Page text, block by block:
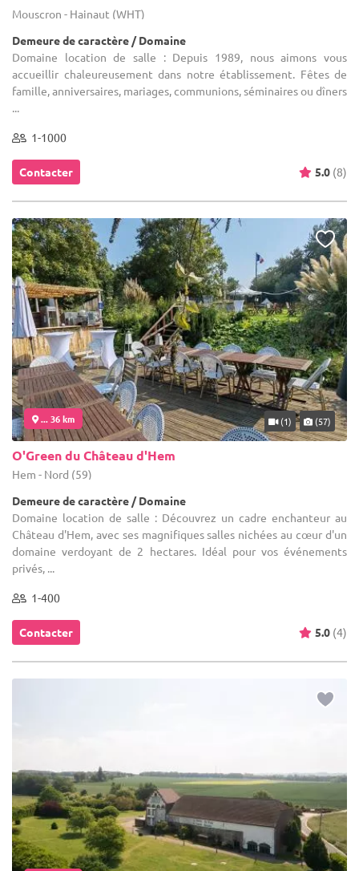
Mouscron - Hainaut (WHT)
Demeure de caractère / Domaine
Domaine location de salle : Depuis 1989, nous aimons vous
accueillir chaleureusement dans notre établissement. Fêtes de
famille, anniversaires, mariages, communions, séminaires ou dîners
...
1-1000
Contacter 5.0 (8)
... 36 km (1) (57)
O'Green du Château d'Hem
Hem - Nord (59)
Demeure de caractère / Domaine
Domaine location de salle : Découvrez un cadre enchanteur au
Château d'Hem, avec ses magnifiques salles nichées au cœur d'un
domaine verdoyant de 2 hectares. Idéal pour vos événements
privés, ...
1-400
Contacter 5.0 (4)